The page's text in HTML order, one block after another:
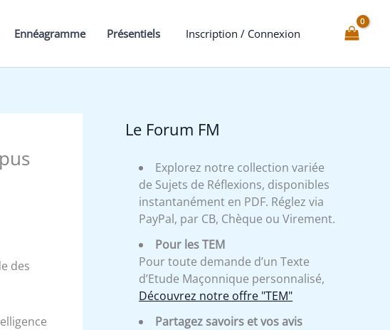
Ennéagramme Présentiels Inscription / Connexion
des
Le Forum FM
Explorez notre collection variée
de Sujets de Réflexions, disponibles
instantanément en PDF. Réglez via
PayPal, par CB, Chèque ou Virement.
Pour les TEM
Pour toute demande d’un Texte
d’Etude Maçonnique personnalisé,
Découvrez notre offre "TEM"
Partagez savoirs et vos avis